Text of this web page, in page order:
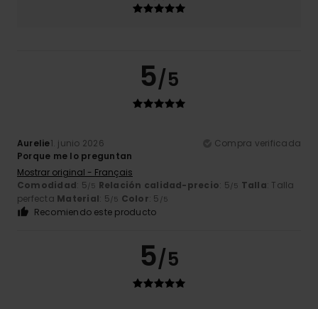
5/5
Aurelie1. junio 2026
Compra verificada
Porque me lo preguntan
Mostrar original - Français
Comodidad: 5/5 Relación calidad-precio: 5/5 Talla: Talla
perfecta Material: 5/5 Color: 5 /5
Recomiendo este producto
5/5